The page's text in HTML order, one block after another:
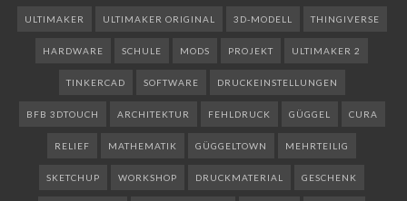
ULTIMAKER ULTIMAKER ORIGINAL 3D-MODELL THINGIVERSE
HARDWARE SCHULE MODS PROJEKT ULTIMAKER 2
TINKERCAD SOFTWARE DRUCKEINSTELLUNGEN
BFB 3DTOUCH ARCHITEKTUR FEHLDRUCK GÜGGEL CURA
RELIEF MATHEMATIK GÜGGELTOWN MEHRTEILIG
SKETCHUP WORKSHOP DRUCKMATERIAL GESCHENK